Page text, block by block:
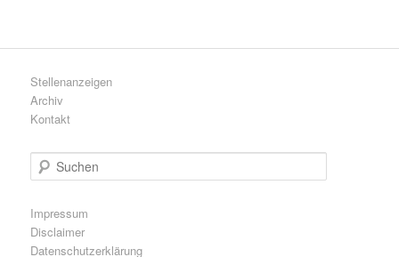
Stellenanzeigen
Archiv
Kontakt
u
h
e
n
Impressum
Disclaimer
Datenschutzerklärung